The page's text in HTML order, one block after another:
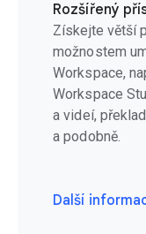
Rozšířený
Získejte větší
možnostem
Workspace,
Workspace
a videí,
a podobně.
Další